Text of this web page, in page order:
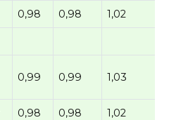
0,98 0,98 1,02
0,99 0,99 1,03
0,98 0,98 1,02